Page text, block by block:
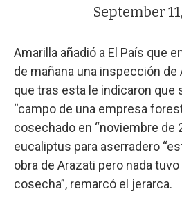
September
Amarilla añadió a El País que
de mañana una inspección de
que tras esta le indicaron que
“campo de una empresa
cosechado en “noviembre de
eucaliptus para aserradero
obra de Arazati pero nada
cosecha”, remarcó el jerarca.